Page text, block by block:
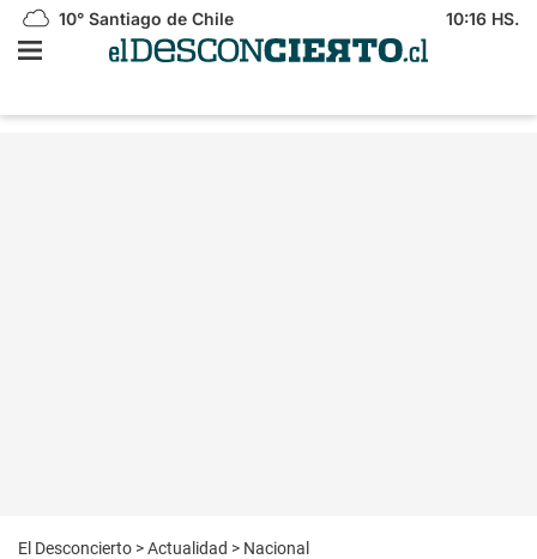
10° Santiago de Chile 10:16 HS.
El Desconcierto >Actualidad > Nacional